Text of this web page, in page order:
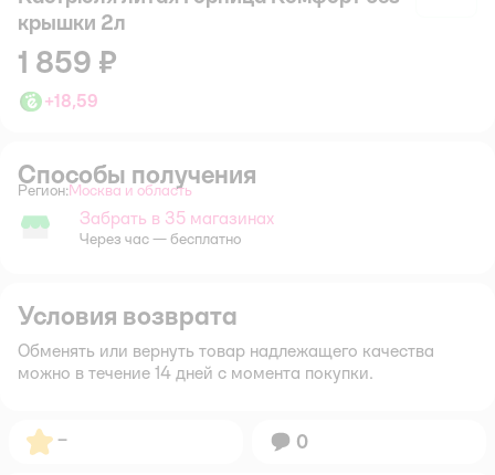
крышки 2л
1 859 ₽
+18,59
Способы получения
Регион: Выбор адреса доставки.
Москва и область
Забрать в магазине
Забрать в 35 магазинах
Через час — бесплатно
Условия возврата
Обменять или вернуть товар надлежащего качества
можно в течение 14 дней с момента покупки.
Рейтинг:
– Вопросов:
0